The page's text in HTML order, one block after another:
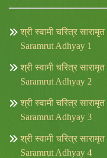
श्री स्वामी चरित्र
Saramrut Adhyay 1
श्री स्वामी चरित्र
Saramrut Adhyay 2
श्री स्वामी चरित्र
Saramrut Adhyay 3
श्री स्वामी चरित्र
Saramrut Adhyay 4